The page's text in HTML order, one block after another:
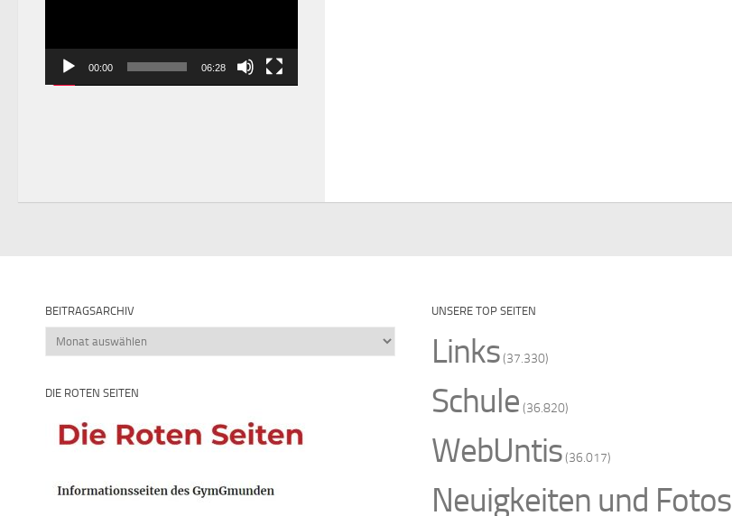
00:00 06:28
BEITRAGSARCHIV
Beitragsarchiv
DIE ROTEN SEITEN
UNSERE TOP SEITEN
Links(37.330)
Schule (36.820)
WebUntis(36.017)
Neuigkeiten und Fotos